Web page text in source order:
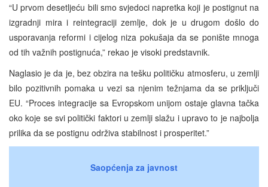
“U prvom desetljeću bili smo svjedoci napretka koji je postignut na
izgradnji mira i reintegraciji zemlje, dok je u drugom došlo do
usporavanja reformi i cijelog niza pokušaja da se ponište mnoga
od tih važnih postignuća,” rekao je visoki predstavnik.
Naglasio je da je, bez obzira na tešku političku atmosferu, u zemlji
bilo pozitivnih pomaka u vezi sa njenim težnjama da se priključi
EU. “Proces integracije sa Evropskom unijom ostaje glavna tačka
oko koje se svi politički faktori u zemlji slažu i upravo to je najbolja
prilika da se postignu održiva stabilnost i prosperitet.”
Saopćenja za javnost